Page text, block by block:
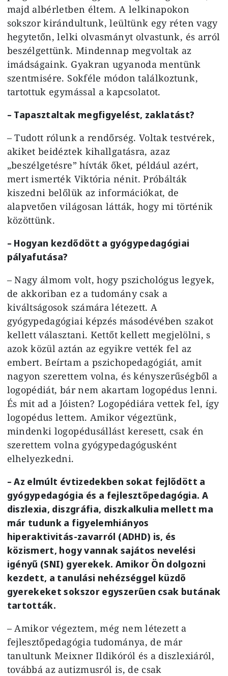
majd albérletben éltem. A lelkinapokon
sokszor kirándultunk, leültünk egy réten vagy
hegytetőn, lelki olvasmányt olvastunk, és arról
beszélgettünk. Mindennap megvoltak az
imádságaink. Gyakran ugyanoda mentünk
szentmisére. Sokféle módon találkoztunk,
tartottuk egymással a kapcsolatot.
– Tapasztaltak megfigyelést, zaklatást?
– Tudott rólunk a rendőrség. Voltak testvérek,
akiket beidéztek kihallgatásra, azaz
„beszélgetésre” hívták őket, például azért,
mert ismerték Viktória nénit. Próbálták
kiszedni belőlük az információkat, de
alapvetően világosan látták, hogy mi történik
közöttünk.
– Hogyan kezdődött a gyógypedagógiai
pályafutása?
– Nagy álmom volt, hogy pszichológus legyek,
de akkoriban ez a tudomány csak a
kiváltságosok számára létezett. A
gyógypedagógiai képzés másodévében szakot
kellett választani. Kettőt kellett megjelölni, s
azok közül aztán az egyikre vették fel az
embert. Beírtam a pszichopedagógiát, amit
nagyon szerettem volna, és kényszerűségből a
logopédiát, bár nem akartam logopédus lenni.
És mit ad a Jóisten? Logopédiára vettek fel, így
logopédus lettem. Amikor végeztünk,
mindenki logopédusállást keresett, csak én
szerettem volna gyógypedagógusként
elhelyezkedni.
– Az elmúlt évtizedekben sokat fejlődött a
gyógypedagógia és a fejlesztőpedagógia. A
diszlexia, diszgráfia, diszkalkulia mellett ma
már tudunk a figyelemhiányos
hiperaktivitás-zavarról (ADHD) is, és
közismert, hogy vannak sajátos nevelési
igényű (SNI) gyerekek. Amikor Ön dolgozni
kezdett, a tanulási nehézséggel küzdő
gyerekeket sokszor egyszerűen csak butának
tartották.
– Amikor végeztem, még nem létezett a
fejlesztőpedagógia tudománya, de már
tanultunk Meixner Ildikóról és a diszlexiáról,
továbbá az autizmusról is, de csak